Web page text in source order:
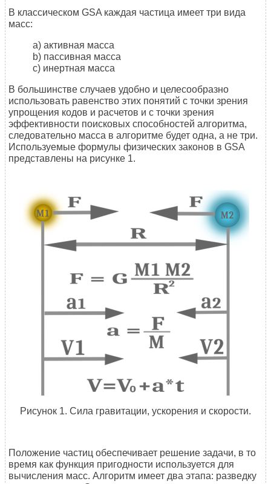
В классическом GSA каждая частица имеет три вида
масс:
a) активная масса
b) пассивная масса
c) инертная масса
В большинстве случаев удобно и целесообразно
использовать равенство этих понятий с точки зрения
упрощения кодов и расчетов и с точки зрения
эффективности поисковых способностей алгоритма,
следовательно масса в алгоритме будет одна, а не три.
Используемые формулы физических законов в GSA
представлены на рисунке 1.
Рисунок 1. Сила гравитации, ускорения и скорости.
Положение частиц обеспечивает решение задачи, в то
время как функция пригодности используется для
вычисления масс. Алгоритм имеет два этапа: разведку